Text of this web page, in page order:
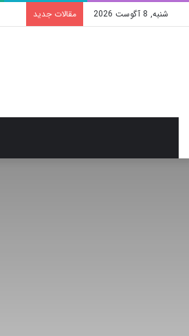
شنبه, 8 آگوست 2026 مقالات جدید